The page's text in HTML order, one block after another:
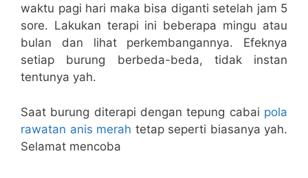
waktu pagi hari maka bisa diganti setelah jam 5
sore. Lakukan terapi ini beberapa mingu atau
bulan dan lihat perkembangannya. Efeknya
setiap burung berbeda-beda, tidak instan
tentunya yah.
Saat burung diterapi dengan tepung cabai pola
rawatan anis merah tetap seperti biasanya yah.
Selamat mencoba